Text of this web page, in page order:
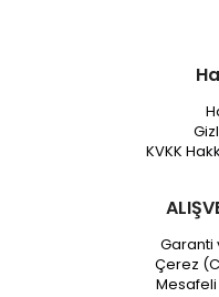
KVKK
Garanti
Çerez
Mesafeli